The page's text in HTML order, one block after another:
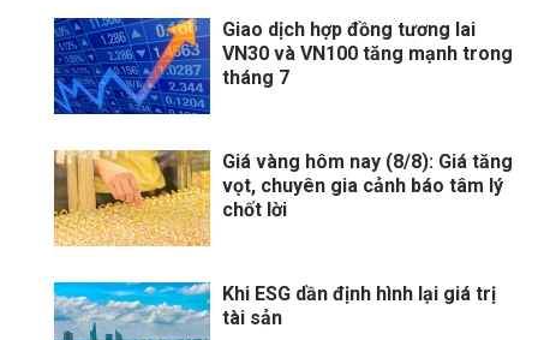
Giao dịch hợp đồng tương lai
VN30 và VN100 tăng mạnh trong
tháng 7
Giá vàng hôm nay (8/8): Giá tăng
vọt, chuyên gia cảnh báo tâm lý
chốt lời
Khi ESG dần định hình lại giá trị
tài sản